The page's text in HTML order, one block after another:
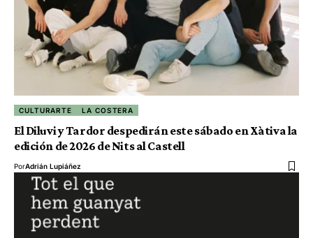
CULTURARTE LA COSTERA
El Diluvi y Tardor despedirán este sábado en Xàtiva la
edición de 2026 de Nits al Castell
PorAdrián Lupiáñez